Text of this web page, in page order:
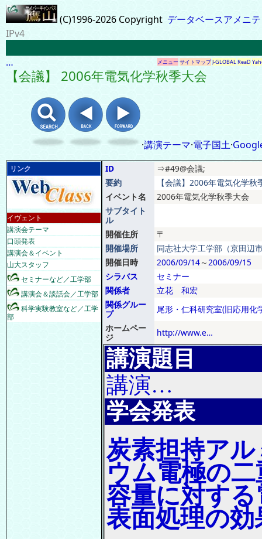
(C)1996-2026 Copyright データベースアメニ
IPv4
… メニューサイトマップJ-GLOBALReaD
【会議】 2006年電気化学秋季大会
·講演テーマ·電子国土·
リンク
イヴェント
講演会テーマ
口頭発表
講演会＆イベント
山大スタッフ
セミナーなど／工学部
講演会＆談話会／工学部
科学実験教室など／工学
部
ID
⇒#49@会議;
要約
【会議】2006年電気化学
イベント名
2006年電気化学秋季大会
サブタイト
ル
開催住所
〒
開催場所
同志社大学工学部（京田辺
開催日時
2006/09/14～2006/09/15
シラバス
セミナー
関係者
立花 和宏
関係グルー
プ
尾形・仁科研究室(旧応用化
ホームペー
ジ
http://www.e…
講演題目
講演…
学会発表
炭素担持アル
ウム電極の二
容量に対する
表面処理の効